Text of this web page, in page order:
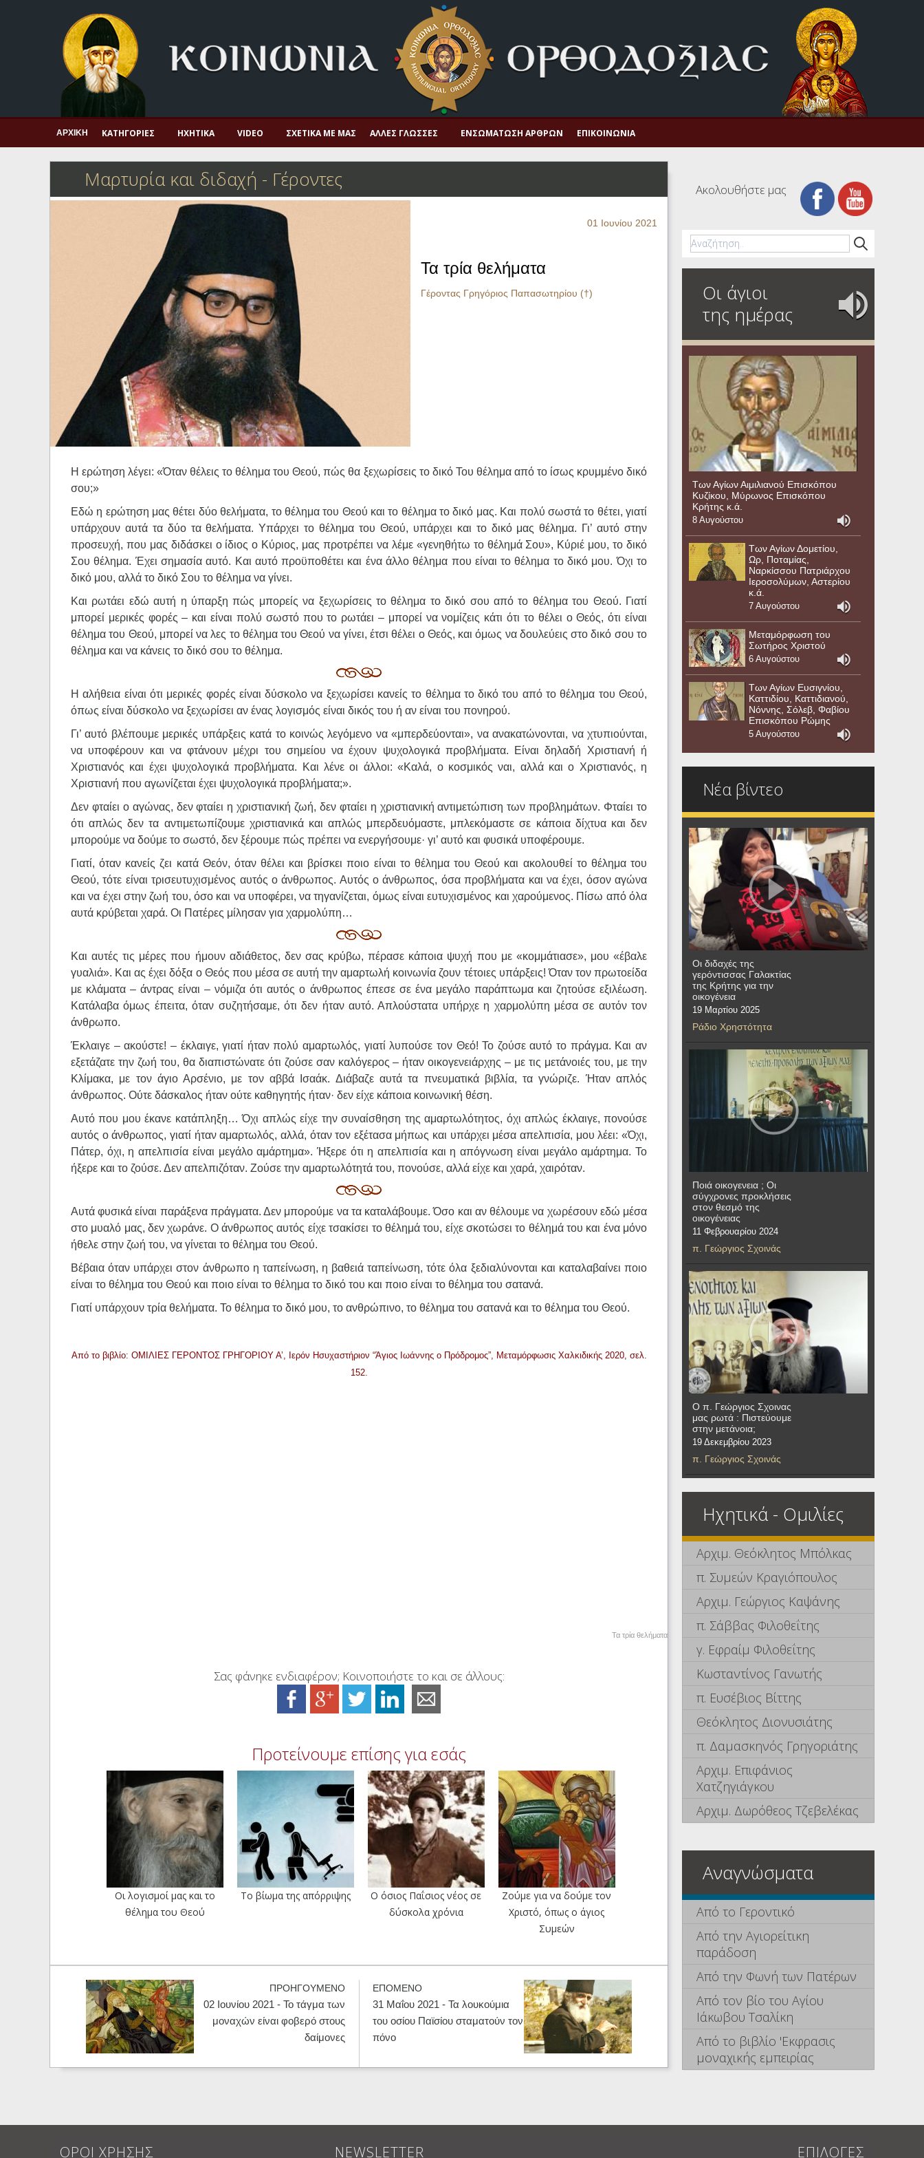
Πνευματική ζωή
Μαρτυρία και διδαχή
Λατρεία και προσευχή
Αγιολόγιο – Εορτολόγιο
ΑΡΧΙΚΉ ΚΑΤΗΓΟΡΊΕΣ ΗΧΗΤΙΚΆ VIDEO ΣΧΕΤΙΚΆ ΜΕ ΜΑΣ ΆΛΛΕΣ ΓΛΏΣΣΕΣ ΕΝΣΩΜΆΤΩΣΗ ΆΡΘΡΩΝ ΕΠΙΚΟΙΝΩΝΊΑ
Μαρτυρία και διδαχή - Γέροντες
01 Ιουνίου 2021
Τα τρία θελήματα
Γέροντας Γρηγόριος Παπασωτηρίου (†)
Η ερώτηση λέγει: «Όταν θέλεις το θέλημα του Θεού, πώς θα ξεχωρίσεις το δικό Του θέλημα από το ίσως κρυμμένο δικό
σου;»
Εδώ η ερώτηση μας θέτει δύο θελήματα, το θέλημα του Θεού και το θέλημα το δικό μας. Και πολύ σωστά το θέτει, γιατί
υπάρχουν αυτά τα δύο τα θελήματα. Υπάρχει το θέλημα του Θεού, υπάρχει και το δικό μας θέλημα. Γι’ αυτό στην
προσευχή, που μας διδάσκει ο ίδιος ο Κύριος, μας προτρέπει να λέμε «γενηθήτω το θέλημά Σου», Κύριέ μου, το δικό
Σου θέλημα. Έχει σημασία αυτό. Και αυτό προϋποθέτει και ένα άλλο θέλημα που είναι το θέλημα το δικό μου. Όχι το
δικό μου, αλλά το δικό Σου το θέλημα να γίνει.
Και ρωτάει εδώ αυτή η ύπαρξη πώς μπορείς να ξεχωρίσεις το θέλημα το δικό σου από το θέλημα του Θεού. Γιατί
μπορεί μερικές φορές – και είναι πολύ σωστό που το ρωτάει – μπορεί να νομίζεις κάτι ότι το θέλει ο Θεός, ότι είναι
θέλημα του Θεού, μπορεί να λες το θέλημα του Θεού να γίνει, έτσι θέλει ο Θεός, και όμως να δουλεύεις στο δικό σου το
θέλημα και να κάνεις το δικό σου το θέλημα.
Η αλήθεια είναι ότι μερικές φορές είναι δύσκολο να ξεχωρίσει κανείς το θέλημα το δικό του από το θέλημα του Θεού,
όπως είναι δύσκολο να ξεχωρίσει αν ένας λογισμός είναι δικός του ή αν είναι του πονηρού.
Γι’ αυτό βλέπουμε μερικές υπάρξεις κατά το κοινώς λεγόμενο να «μπερδεύονται», να ανακατώνονται, να χτυπιούνται,
να υποφέρουν και να φτάνουν μέχρι του σημείου να έχουν ψυχολογικά προβλήματα. Είναι δηλαδή Χριστιανή ή
Χριστιανός και έχει ψυχολογικά προβλήματα. Και λένε οι άλλοι: «Καλά, ο κοσμικός ναι, αλλά και ο Χριστιανός, η
Χριστιανή που αγωνίζεται έχει ψυχολογικά προβλήματα;».
Δεν φταίει ο αγώνας, δεν φταίει η χριστιανική ζωή, δεν φταίει η χριστιανική αντιμετώπιση των προβλημάτων. Φταίει το
ότι απλώς δεν τα αντιμετωπίζουμε χριστιανικά και απλώς μπερδευόμαστε, μπλεκόμαστε σε κάποια δίχτυα και δεν
μπορούμε να δούμε το σωστό, δεν ξέρουμε πώς πρέπει να ενεργήσουμε· γι’ αυτό και φυσικά υποφέρουμε.
Γιατί, όταν κανείς ζει κατά Θεόν, όταν θέλει και βρίσκει ποιο είναι το θέλημα του Θεού και ακολουθεί το θέλημα του
Θεού, τότε είναι τρισευτυχισμένος αυτός ο άνθρωπος. Αυτός ο άνθρωπος, όσα προβλήματα και να έχει, όσον αγώνα
και να έχει στην ζωή του, όσο και να υποφέρει, να τηγανίζεται, όμως είναι ευτυχισμένος και χαρούμενος. Πίσω από όλα
αυτά κρύβεται χαρά. Οι Πατέρες μίλησαν για χαρμολύπη…
Και αυτές τις μέρες που ήμουν αδιάθετος, δεν σας κρύβω, πέρασε κάποια ψυχή που με «κομμάτιασε», μου «έβαλε
γυαλιά». Και ας έχει δόξα ο Θεός που μέσα σε αυτή την αμαρτωλή κοινωνία ζουν τέτοιες υπάρξεις! Όταν τον πρωτοείδα
με κλάματα – άντρας είναι – νόμιζα ότι αυτός ο άνθρωπος έπεσε σε ένα μεγάλο παράπτωμα και ζητούσε εξιλέωση.
Κατάλαβα όμως έπειτα, όταν συζητήσαμε, ότι δεν ήταν αυτό. Απλούστατα υπήρχε η χαρμολύπη μέσα σε αυτόν τον
άνθρωπο.
Έκλαιγε – ακούστε! – έκλαιγε, γιατί ήταν πολύ αμαρτωλός, γιατί λυπούσε τον Θεό! Το ζούσε αυτό το πράγμα. Και αν
εξετάζατε την ζωή του, θα διαπιστώνατε ότι ζούσε σαν καλόγερος – ήταν οικογενειάρχης – με τις μετάνοιές του, με την
Κλίμακα, με τον άγιο Αρσένιο, με τον αββά Ισαάκ. Διάβαζε αυτά τα πνευματικά βιβλία, τα γνώριζε. Ήταν απλός
άνθρωπος. Ούτε δάσκαλος ήταν ούτε καθηγητής ήταν· δεν είχε κάποια κοινωνική θέση.
Αυτό που μου έκανε κατάπληξη… Όχι απλώς είχε την συναίσθηση της αμαρτωλότητος, όχι απλώς έκλαιγε, πονούσε
αυτός ο άνθρωπος, γιατί ήταν αμαρτωλός, αλλά, όταν τον εξέτασα μήπως και υπάρχει μέσα απελπισία, μου λέει: «Όχι,
Πάτερ, όχι, η απελπισία είναι μεγάλο αμάρτημα». Ήξερε ότι η απελπισία και η απόγνωση είναι μεγάλο αμάρτημα. Το
ήξερε και το ζούσε. Δεν απελπιζόταν. Ζούσε την αμαρτωλότητά του, πονούσε, αλλά είχε και χαρά, χαιρόταν.
Αυτά φυσικά είναι παράξενα πράγματα. Δεν μπορούμε να τα καταλάβουμε. Όσο και αν θέλουμε να χωρέσουν εδώ μέσα
στο μυαλό μας, δεν χωράνε. Ο άνθρωπος αυτός είχε τσακίσει το θέλημά του, είχε σκοτώσει το θέλημά του και ένα μόνο
ήθελε στην ζωή του, να γίνεται το θέλημα του Θεού.
Βέβαια όταν υπάρχει στον άνθρωπο η ταπείνωση, η βαθειά ταπείνωση, τότε όλα ξεδιαλύνονται και καταλαβαίνει ποιο
είναι το θέλημα του Θεού και ποιο είναι το θέλημα το δικό του και ποιο είναι το θέλημα του σατανά.
Γιατί υπάρχουν τρία θελήματα. Το θέλημα το δικό μου, το ανθρώπινο, το θέλημα του σατανά και το θέλημα του Θεού.
Από το βιβλίο: ΟΜΙΛΙΕΣ ΓΕΡΟΝΤΟΣ ΓΡΗΓΟΡΙΟΥ Α’, Ιερόν Ησυχαστήριον “Άγιος Ιωάννης ο Πρόδρομος”, Μεταμόρφωσις Χαλκιδικής 2020, σελ.
152.
Τα τρία θελήματα
Σας φάνηκε ενδιαφέρον; Κοινοποιήστε το και σε άλλους:
Προτείνουμε επίσης για εσάς
Οι λογισμοί μας και το
θέλημα του Θεού
Το βίωμα της απόρριψης
Ο όσιος Παΐσιος νέος σε
δύσκολα χρόνια
Ζούμε για να δούμε τον
Χριστό, όπως ο άγιος
Συμεών
ΠΡΟΗΓΟΥΜΕΝΟ
02 Ιουνίου 2021 - Το τάγμα των
μοναχών είναι φοβερό στους
δαίμονες
ΕΠΟΜΕΝΟ
31 Μαΐου 2021 - Τα λουκούμια
του οσίου Παϊσίου σταματούν τον
πόνο
Ακολουθήστε μας
Οι άγιοι
της ημέρας
Των Αγίων Αιμιλιανού Επισκόπου
Κυζίκου, Μύρωνος Επισκόπου
Κρήτης κ.ά.
8 Αυγούστου
Των Αγίων Δομετίου,
Ωρ, Ποταμίας,
Ναρκίσσου Πατριάρχου
Ιεροσολύμων, Αστερίου
κ.ά.
7 Αυγούστου
Μεταμόρφωση του
Σωτήρος Χριστού
6 Αυγούστου
Των Αγίων Ευσιγνίου,
Καττιδίου, Καττιδιανού,
Νόννης, Σόλεβ, Φαβίου
Επισκόπου Ρώμης
5 Αυγούστου
Νέα βίντεο
Οι διδαχές της
γερόντισσας Γαλακτίας
της Κρήτης για την
οικογένεια
19 Μαρτίου 2025
Ράδιο Χρηστότητα
Ποιά οικογενεια ; Οι
σύγχρονες προκλήσεις
στον θεσμό της
οικογένειας
11 Φεβρουαρίου 2024
π. Γεώργιος Σχοινάς
Ο π. Γεώργιος Σχοινας
μας ρωτά : Πιστεύουμε
στην μετάνοια;
19 Δεκεμβρίου 2023
π. Γεώργιος Σχοινάς
Ηχητικά - Ομιλίες
Αρχιμ. Θεόκλητος Μπόλκας
π. Συμεών Κραγιόπουλος
Αρχιμ. Γεώργιος Καψάνης
π. Σάββας Φιλοθεΐτης
γ. Εφραίμ Φιλοθεΐτης
Κωσταντίνος Γανωτής
π. Ευσέβιος Βίττης
Θεόκλητος Διονυσιάτης
π. Δαμασκηνός Γρηγοριάτης
Αρχιμ. Επιφάνιος
Χατζηγιάγκου
Αρχιμ. Δωρόθεος Τζεβελέκας
Αναγνώσματα
Από το Γεροντικό
Από την Αγιορείτικη
παράδοση
Από την Φωνή των Πατέρων
Από τον βίο του Αγίου
Ιάκωβου Τσαλίκη
Από το βιβλίο 'Εκφρασις
μοναχικής εμπειρίας
ΟΡΟΙ ΧΡΗΣΗΣ NEWSLETTER ΕΠΙΛΟΓΕΣ